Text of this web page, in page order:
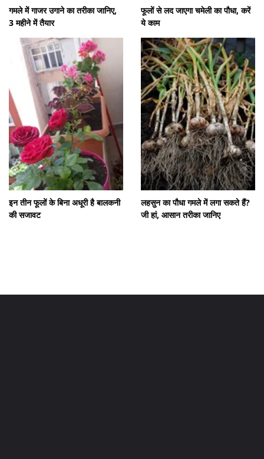
गमले में गाजर उगाने का तरीका जानिए,
3 महीने में तैयार
फूलों से लद जाएगा चमेली का पौधा, करें
ये काम
इन तीन फूलों के बिना अधूरी है बालकनी
की सजावट
लहसुन का पौधा गमले में लगा सकते हैं?
जी हां, आसान तरीका जानिए